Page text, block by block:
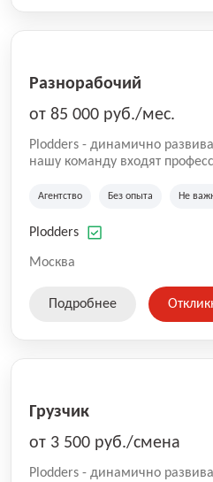
Разнорабочий
от 85 000 руб./мес.
Plodders - динамично
нашу команду входят
на рынке аутсорсинга, а
оказываемых услуг.
Агентство Без опыта Не
Plodders
Москва
Подробнее
Грузчик
от 3 500 руб./смена
Plodders - динамично